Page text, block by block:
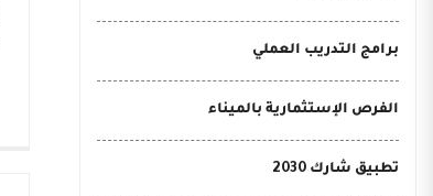
برامج التدريب العملي
الفرص الإستثمارية بالميناء
تطبيق شارك 2030